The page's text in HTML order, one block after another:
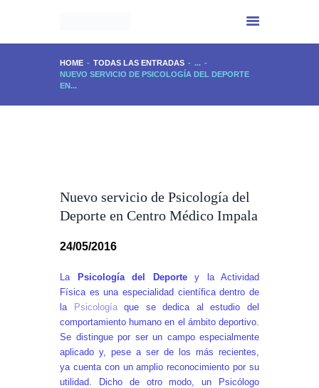
HOME TODAS LAS ENTRADAS
...
NUEVO SERVICIO DE PSICOLOGÍA DEL DEPORTE
EN...
EXPERIENCIA
PHYTOMER
Nuevo servicio de Psicología del
Deporte en Centro Médico Impala
24/05/2016
La Psicología del Deportey la Actividad
Física es una especialidad científica dentro de
la Psicologíaque se dedica al estudio del
comportamiento humano en el ámbito deportivo.
Se distingue por ser un campo especialmente
aplicado y, pese a ser de los más recientes,
ya cuenta con un amplio reconocimiento por su
utilidad. Dicho de otro modo, un Psicólogo